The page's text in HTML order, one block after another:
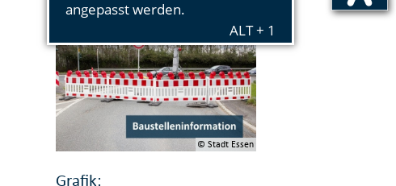
© Stadt Essen
Grafik: